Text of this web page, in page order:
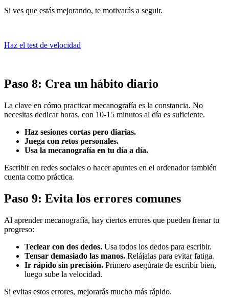
Si ves que estás mejorando, te motivarás a seguir.
Haz el test de velocidad
Paso 8: Crea un hábito diario
La clave en cómo practicar mecanografía es la constancia. No
necesitas dedicar horas, con 10-15 minutos al día es suficiente.
Haz sesiones cortas pero diarias.
Juega con retos personales.
Usa la mecanografía en tu día a día.
Escribir en redes sociales o hacer apuntes en el ordenador también
cuenta como práctica.
Paso 9: Evita los errores comunes
Al aprender mecanografía, hay ciertos errores que pueden frenar tu
progreso:
Teclear con dos dedos. Usa todos los dedos para escribir.
Tensar demasiado las manos. Relájalas para evitar fatiga.
Ir rápido sin precisión. Primero asegúrate de escribir bien,
luego sube la velocidad.
Si evitas estos errores, mejorarás mucho más rápido.